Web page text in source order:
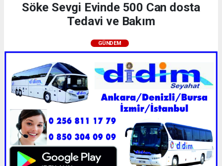
Söke Sevgi Evinde 500 Can dosta
Tedavi ve Bakım
GÜNDEM